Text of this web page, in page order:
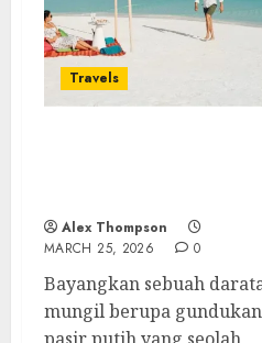
Travels
Alex Thompson
MARCH 25, 2026
0
Bayangkan sebuah
mungil berupa gundukan